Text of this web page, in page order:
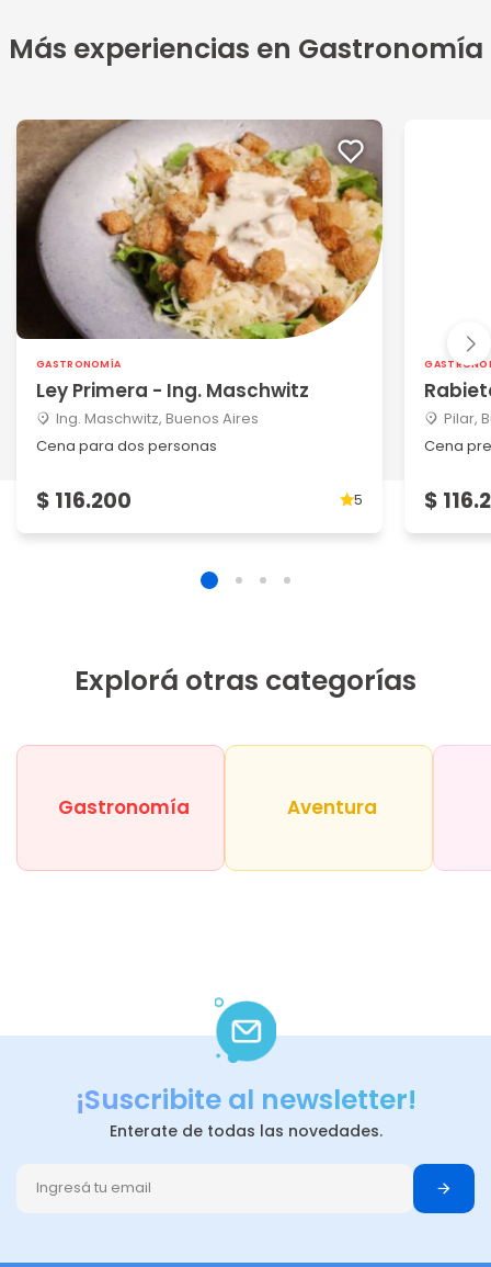
Más experiencias en Gastronomía
GASTRONOMÍA
Ley Primera - Ing. Maschwitz
Ing. Maschwitz, Buenos Aires
Cena para dos personas
$ 116.200 5
Pilar,
Cena
$
Explorá otras categorías
Gastronomía Aventura
¡Suscribite al newsletter!
Enterate de todas las novedades.